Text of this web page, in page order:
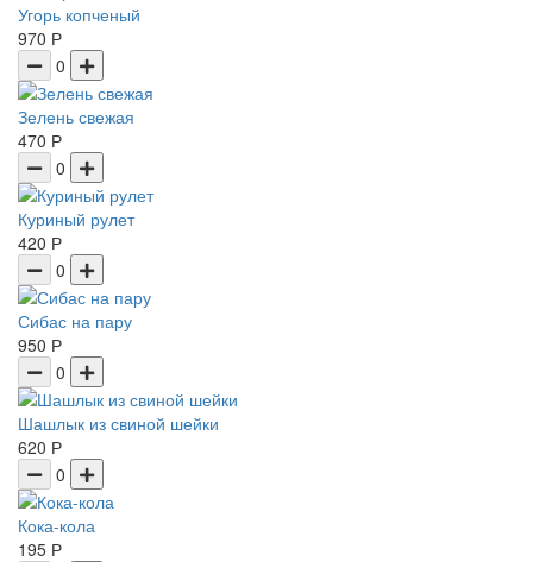
Угорь копченый
970 Р
0
Зелень свежая
470 Р
0
Куриный рулет
420 Р
0
Сибас на пару
950 Р
0
Шашлык из свиной шейки
620 Р
0
Кока-кола
195 Р